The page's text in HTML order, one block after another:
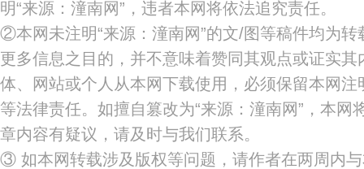
明“来源：潼南网”，违者本网将依法追究责任。
②本网未注明“来源：潼南网”的文/图等稿件均为
更多信息之目的，并不意味着赞同其观点或证实
体、网站或个人从本网下载使用，必须保留本网注
等法律责任。如擅自篡改为“来源：潼南网”，本网
章内容有疑议，请及时与我们联系。
③ 如本网转载涉及版权等问题，请作者在两周内